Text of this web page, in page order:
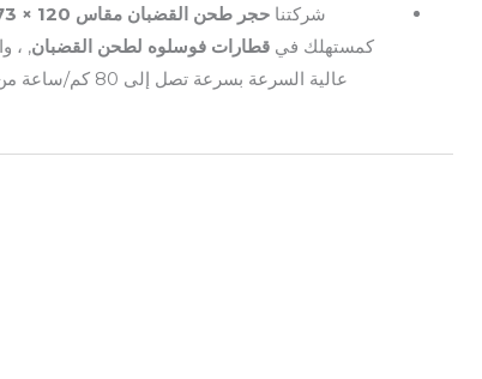
شركتنا حجر طحن القضبان مقاس 120 × 73 × 40
كمستهلك في قطارات فوسلوه لطحن القضبان, ،
عالية السرعة